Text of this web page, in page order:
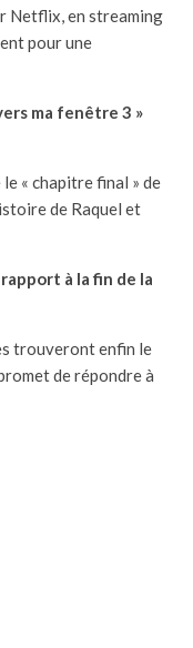
Netflix, en streaming
pour une
ma fenêtre 3 »
« chapitre final » de
de Raquel et
à la fin de la
trouveront enfin le
de répondre à